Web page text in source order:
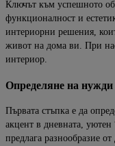
Ключът към успешното
функционалност и
интериорни решения,
живот на дома ви. При
интериор.
Определяне на нужди
Първата стъпка е да
акцент в дневната, уютен
предлага разнообразие